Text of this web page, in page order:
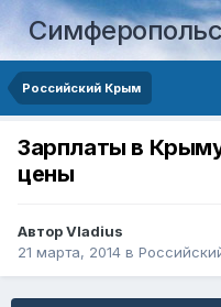
Российский Крым
Зарплаты в
цены
АвторVladius
21 марта, 2014 в